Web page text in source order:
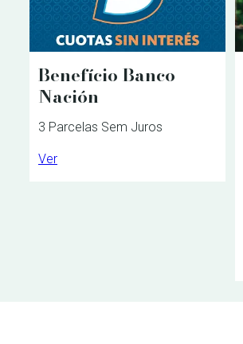
Benefício Banco
Nación
3 Parcelas Sem Juros
Ver